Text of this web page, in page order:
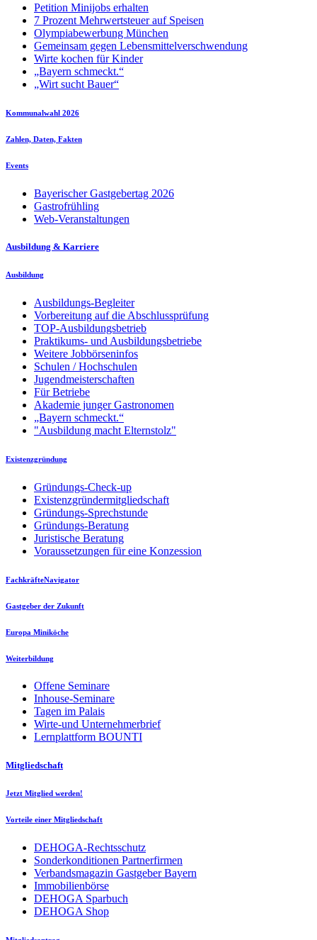
Petition Minijobs erhalten
7 Prozent Mehrwertsteuer auf Speisen
Olympiabewerbung München
Gemeinsam gegen Lebensmittelverschwendung
Wirte kochen für Kinder
„Bayern schmeckt.“
„Wirt sucht Bauer“
Kommunalwahl 2026
Zahlen, Daten, Fakten
Events
Bayerischer Gastgebertag 2026
Gastrofrühling
Web-Veranstaltungen
Ausbildung & Karriere
Ausbildung
Ausbildungs-Begleiter
Vorbereitung auf die Abschlussprüfung
TOP-Ausbildungsbetrieb
Praktikums- und Ausbildungsbetriebe
Weitere Jobbörseninfos
Schulen / Hochschulen
Jugendmeisterschaften
Für Betriebe
Akademie junger Gastronomen
„Bayern schmeckt.“
"Ausbildung macht Elternstolz"
Existenzgründung
Gründungs-Check-up
Existenzgründermitgliedschaft
Gründungs-Sprechstunde
Gründungs-Beratung
Juristische Beratung
Voraussetzungen für eine Konzession
FachkräfteNavigator
Gastgeber der Zukunft
Europa Miniköche
Weiterbildung
Offene Seminare
Inhouse-Seminare
Tagen im Palais
Wirte-und Unternehmerbrief
Lernplattform BOUNTI
Mitgliedschaft
Jetzt Mitglied werden!
Vorteile einer Mitgliedschaft
DEHOGA-Rechtsschutz
Sonderkonditionen Partnerfirmen
Verbandsmagazin Gastgeber Bayern
Immobilienbörse
DEHOGA Sparbuch
DEHOGA Shop